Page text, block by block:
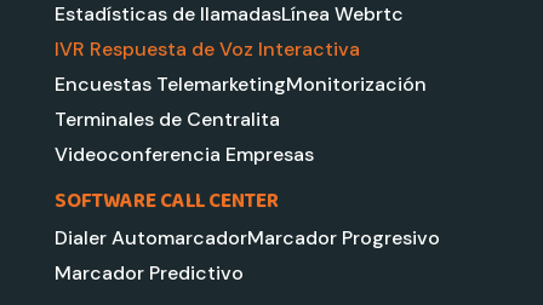
Estadísticas de llamadasLínea Webrtc
IVR Respuesta de Voz Interactiva
Encuestas TelemarketingMonitorización
Terminales de Centralita
Videoconferencia Empresas
SOFTWARE CALL CENTER
Dialer AutomarcadorMarcador Progresivo
Marcador Predictivo